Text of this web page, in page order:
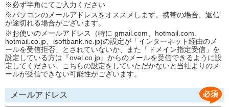
※必ず半角にてご入力ください
※パソコンのメールアドレスをオススメします。携帯の場合、返信
が途切れる場合がございます。
※お使いのメールアドレス（特に gmail.com、hotmail.com、
hotmail.co.jp、isoftbank.ne.jp)の設定が「インターネット経由のメ
ールを受信拒否」とされていないか、また「ドメイン指定受信」を
設定している方は『ovel.co.jp』からのメールを受信できるように設
定してください。こちらの設定をしていただかないと当社よりのメ
ールが受信できない可能性がございます。
メールアドレス